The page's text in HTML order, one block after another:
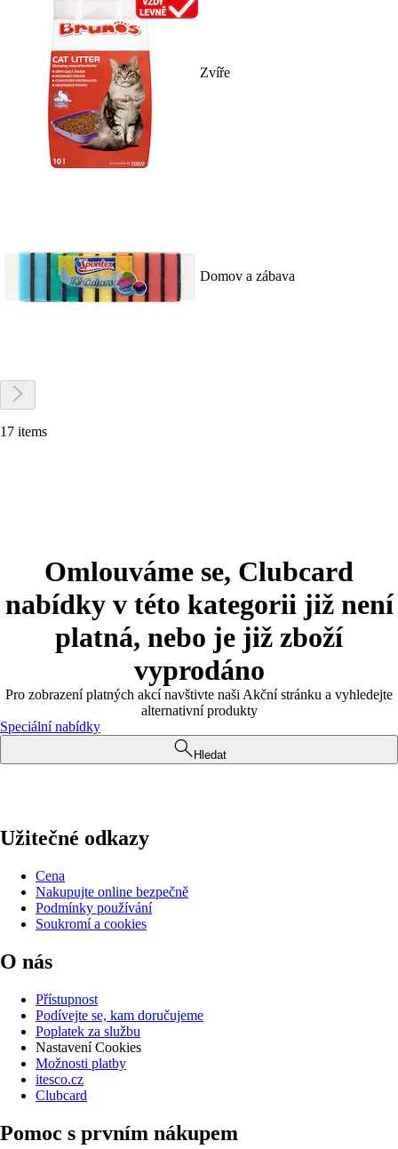
Zvíře
Domov a zábava
17 items
Omlouváme se, Clubcard
nabídky v této kategorii již není
platná, nebo je již zboží
vyprodáno
Pro zobrazení platných akcí navštivte naši Akční stránku a vyhledejte
alternativní produkty
Speciální nabídky
Hledat
Užitečné odkazy
Cena
Nakupujte online bezpečně
Podmínky používání
Soukromí a cookies
O nás
Přístupnost
Podívejte se, kam doručujeme
Poplatek za službu
Nastavení Cookies
Možnosti platby
itesco.cz
Clubcard
Pomoc s prvním nákupem